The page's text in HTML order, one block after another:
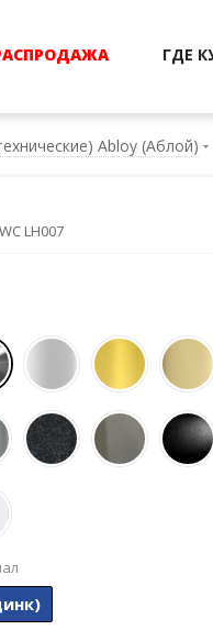
ГДЕ
Abloy (Аблой)
WC LH007